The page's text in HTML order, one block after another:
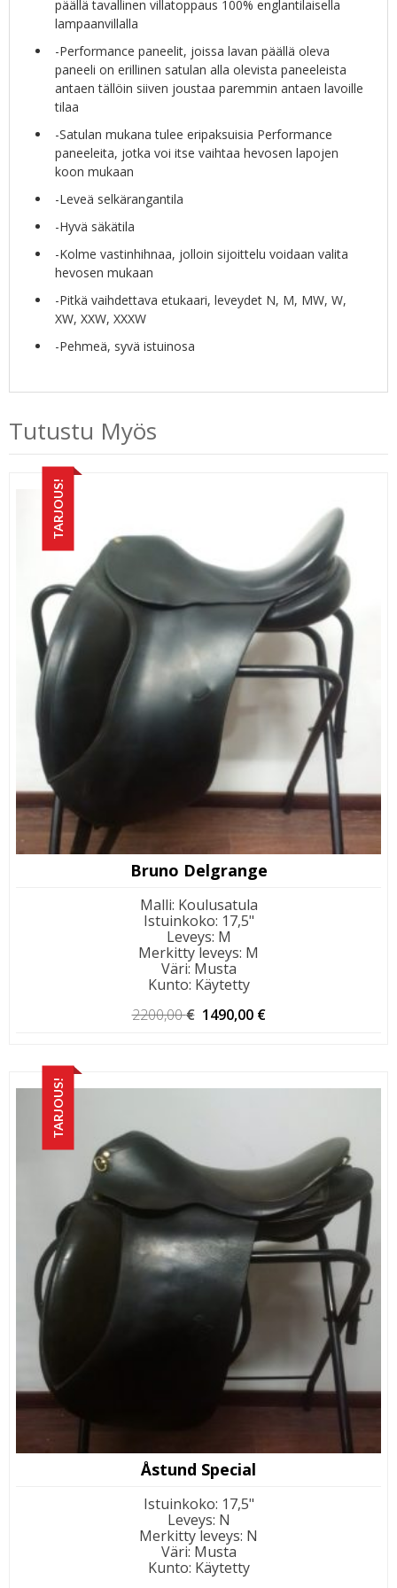
päällä tavallinen villatoppaus 100% englantilaisella
lampaanvillalla
-Performance paneelit, joissa lavan päällä oleva
paneeli on erillinen satulan alla olevista paneeleista
antaen tällöin siiven joustaa paremmin antaen lavoille
tilaa
-Satulan mukana tulee eripaksuisia Performance
paneeleita, jotka voi itse vaihtaa hevosen lapojen
koon mukaan
-Leveä selkärangantila
-Hyvä säkätila
-Kolme vastinhihnaa, jolloin sijoittelu voidaan valita
hevosen mukaan
-Pitkä vaihdettava etukaari, leveydet N, M, MW, W,
XW, XXW, XXXW
-Pehmeä, syvä istuinosa
Tutustu Myös
TARJOUS!
Bruno Delgrange
Malli: Koulusatula
Istuinkoko: 17,5"
Leveys: M
Merkitty leveys: M
Väri: Musta
Kunto: Käytetty
2200,00€ Alkuperäinen
1490,00 €
TARJOUS!
Åstund Special
Istuinkoko: 17,5"
Leveys: N
Merkitty leveys: N
Väri: Musta
Kunto: Käytetty